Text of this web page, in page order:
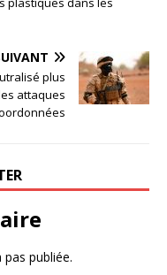
plus
attaques
publiée.